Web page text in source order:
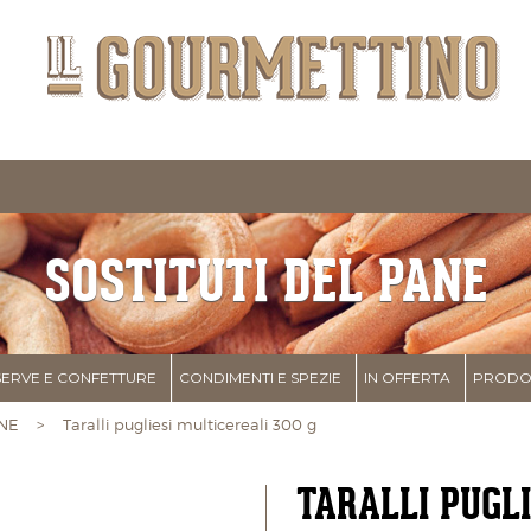
SOSTITUTI DEL PANE
E CONFETTURE CONDIMENTI E SPEZIE IN OFFERTA
> Taralli pugliesi multicereali 300 g
TARALLI